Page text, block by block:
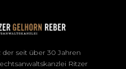
der seit über 30 Jahren
Ritzer